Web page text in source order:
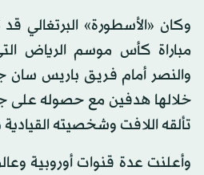
وكان «الأسطورة» البرتغالي
مباراة كأس موسم الرياض
والنصر أمام فريق باريس سان
خلالها هدفين مع حصوله على
تألقه اللافت وشخصيته
وأعلنت عدة قنوات أوروبية